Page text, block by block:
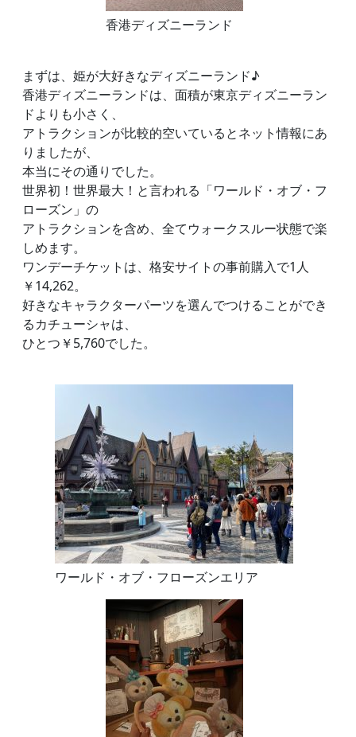
香港ディズニーランド
まずは、姫が大好きなディズニーランド♪
香港ディズニーランドは、面積が東京ディズニーラン
ドよりも小さく、
アトラクションが比較的空いているとネット情報にあ
りましたが、
本当にその通りでした。
世界初！世界最大！と言われる「ワールド・オブ・フ
ローズン」の
アトラクションを含め、全てウォークスルー状態で楽
しめます。
ワンデーチケットは、格安サイトの事前購入で1人
￥14,262。
好きなキャラクターパーツを選んでつけることができ
るカチューシャは、
ひとつ￥5,760でした。
ワールド・オブ・フローズンエリア